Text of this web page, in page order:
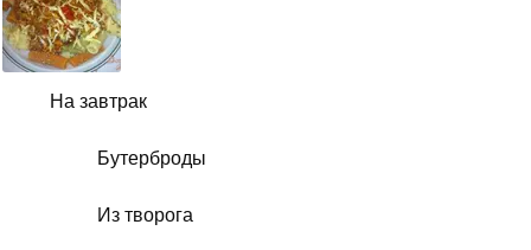
На завтрак
Бутерброды
Из творога